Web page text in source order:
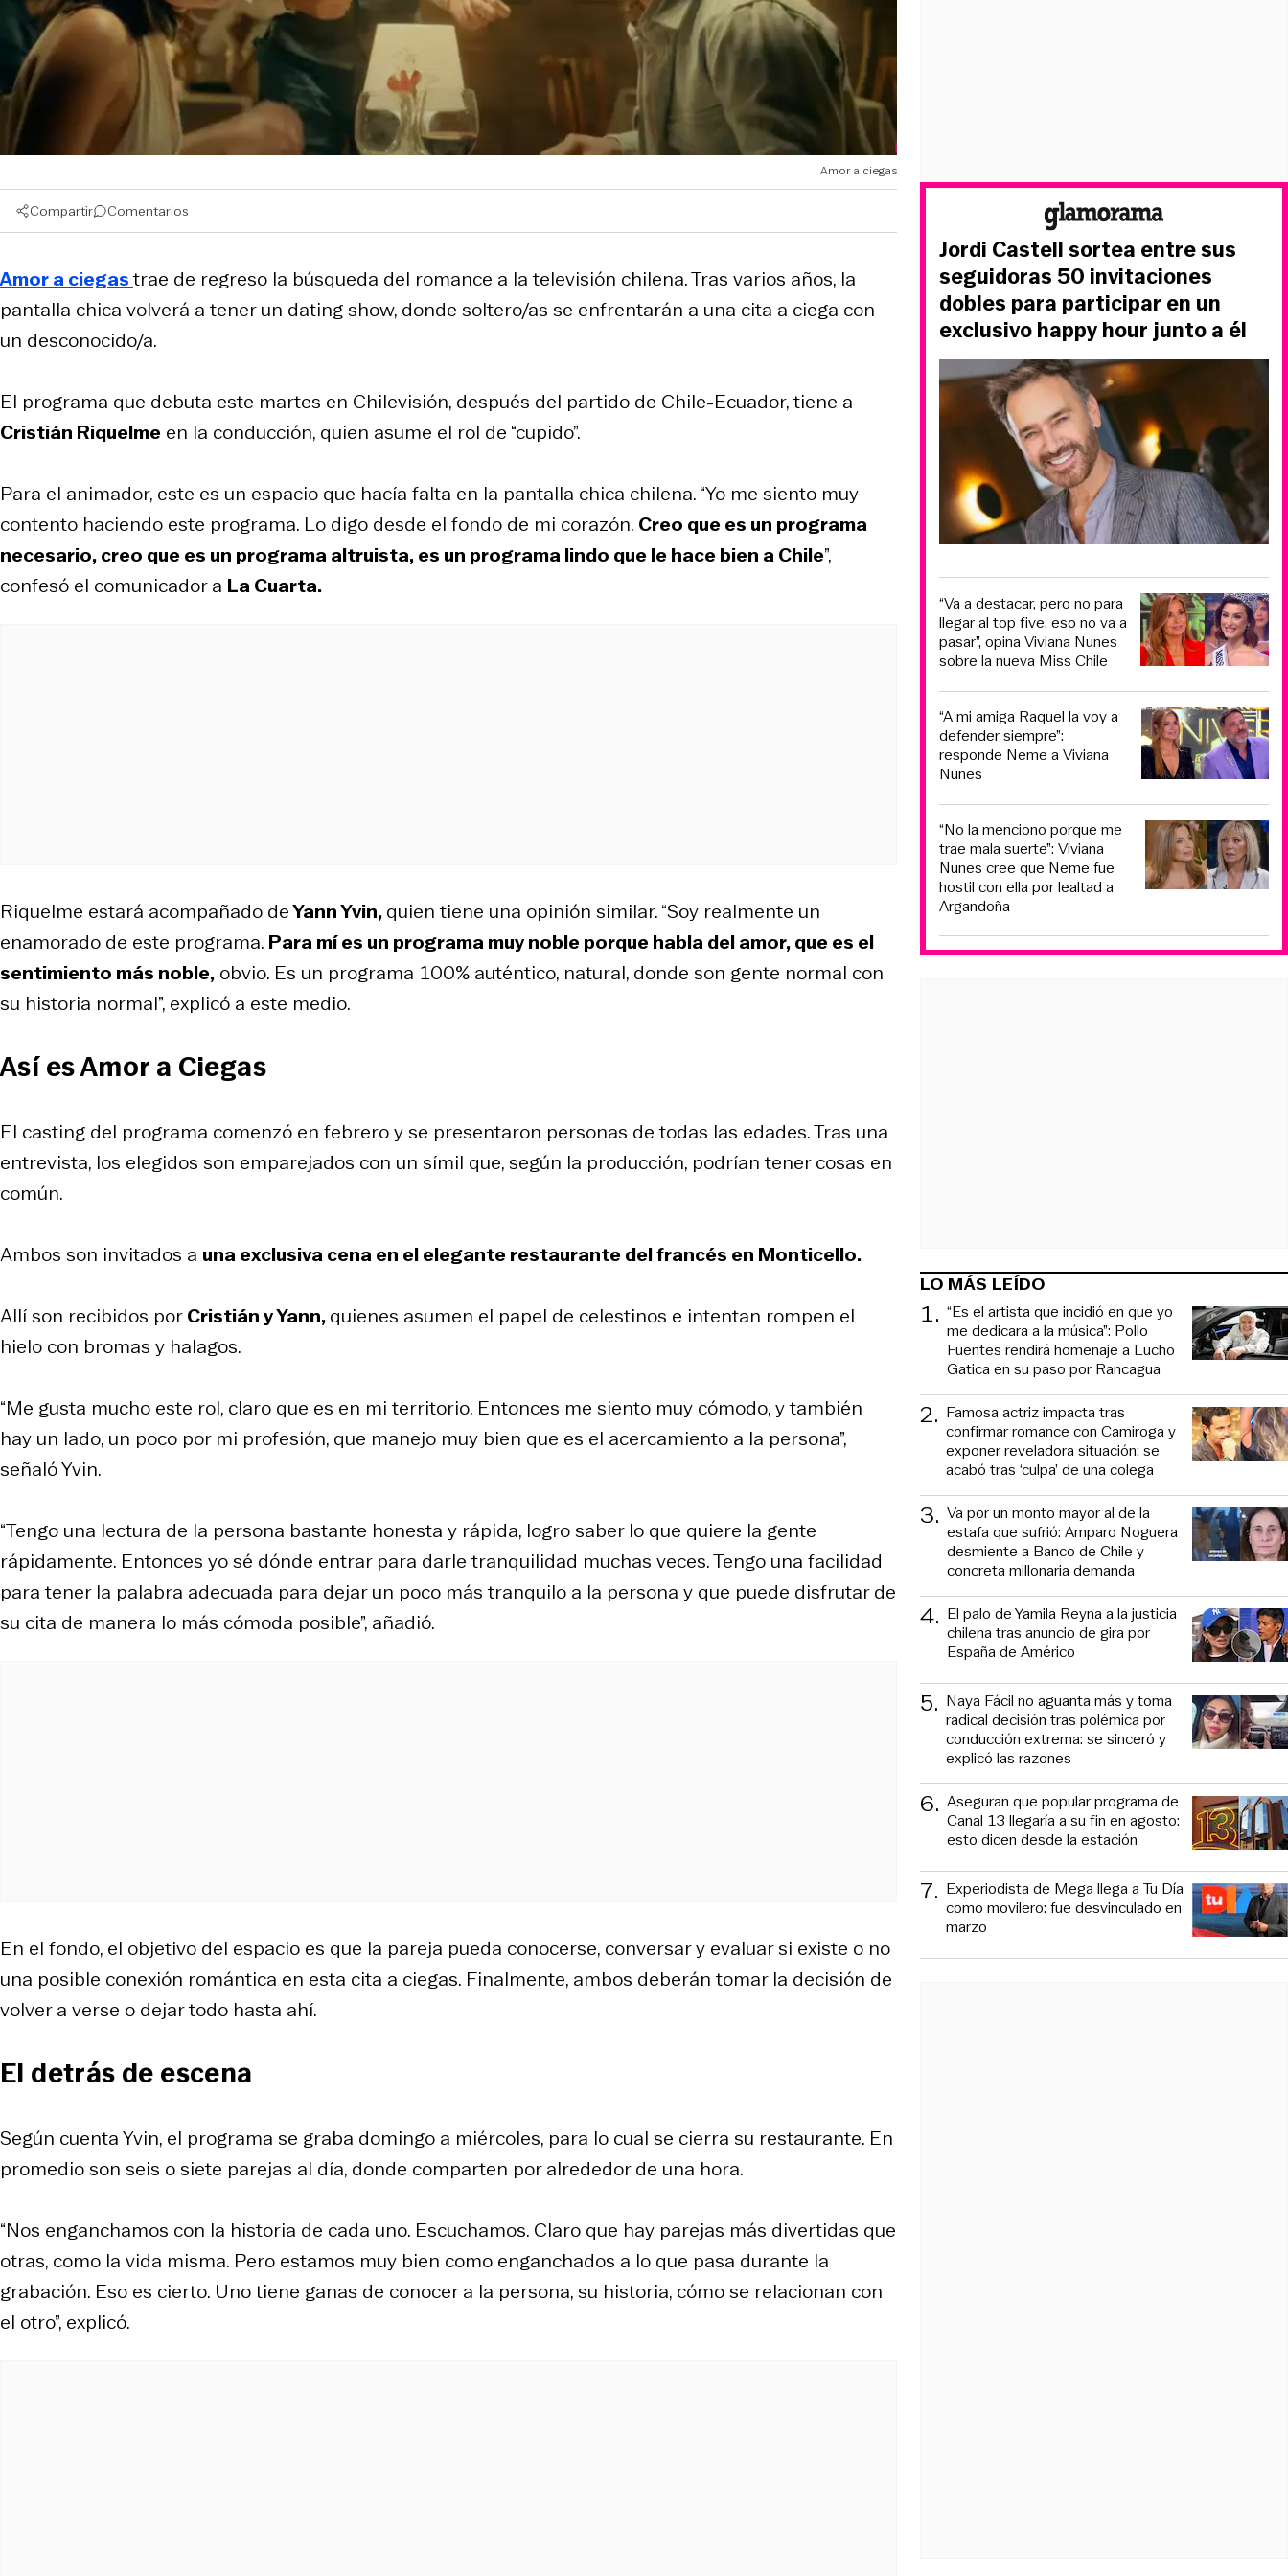
Amor a ciegas
Compartir Comentarios
Amor a ciegastrae de regreso la búsqueda del romance a la televisión chilena. Tras varios años, la
pantalla chica volverá a tener un dating show, donde soltero/as se enfrentarán a una cita a ciega con
un desconocido/a.
El programa que debuta este martes en Chilevisión, después del partido de Chile-Ecuador, tiene a
Cristián Riquelme en la conducción, quien asume el rol de “cupido”.
Para el animador, este es un espacio que hacía falta en la pantalla chica chilena. “Yo me siento muy
contento haciendo este programa. Lo digo desde el fondo de mi corazón. Creo que es un programa
necesario, creo que es un programa altruista, es un programa lindo que le hace bien a Chile”,
confesó el comunicador a La Cuarta.
Riquelme estará acompañado deYann Yvin,quien tiene una opinión similar. “Soy realmente un
enamorado de este programa. Para mí es un programa muy noble porque habla del amor, que es el
sentimiento más noble, obvio. Es un programa 100% auténtico, natural, donde son gente normal con
su historia normal”, explicó a este medio.
Así es Amor a Ciegas
El casting del programa comenzó en febrero y se presentaron personas de todas las edades. Tras una
entrevista, los elegidos son emparejados con un símil que, según la producción, podrían tener cosas en
común.
Ambos son invitados a una exclusiva cena en el elegante restaurante del francés en Monticello.
Allí son recibidos porCristián y Yann,quienes asumen el papel de celestinos e intentan rompen el
hielo con bromas y halagos.
“Me gusta mucho este rol, claro que es en mi territorio. Entonces me siento muy cómodo, y también
hay un lado, un poco por mi profesión, que manejo muy bien que es el acercamiento a la persona”,
señaló Yvin.
“Tengo una lectura de la persona bastante honesta y rápida, logro saber lo que quiere la gente
rápidamente. Entonces yo sé dónde entrar para darle tranquilidad muchas veces. Tengo una facilidad
para tener la palabra adecuada para dejar un poco más tranquilo a la persona y que puede disfrutar de
su cita de manera lo más cómoda posible”, añadió.
En el fondo, el objetivo del espacio es que la pareja pueda conocerse, conversar y evaluar si existe o no
una posible conexión romántica en esta cita a ciegas. Finalmente, ambos deberán tomar la decisión de
volver a verse o dejar todo hasta ahí.
El detrás de escena
Según cuenta Yvin, el programa se graba domingo a miércoles, para lo cual se cierra su restaurante. En
promedio son seis o siete parejas al día, donde comparten por alrededor de una hora.
“Nos enganchamos con la historia de cada uno. Escuchamos. Claro que hay parejas más divertidas que
otras, como la vida misma. Pero estamos muy bien como enganchados a lo que pasa durante la
grabación. Eso es cierto. Uno tiene ganas de conocer a la persona, su historia, cómo se relacionan con
el otro”, explicó.
Jordi Castell sortea entre sus
seguidoras 50 invitaciones
dobles para participar en un
exclusivo happy hour junto a él
“Va a destacar, pero no para
llegar al top five, eso no va a
pasar”, opina Viviana Nunes
sobre la nueva Miss Chile
“A mi amiga Raquel la voy a
defender siempre”:
responde Neme a Viviana
Nunes
“No la menciono porque me
trae mala suerte”: Viviana
Nunes cree que Neme fue
hostil con ella por lealtad a
Argandoña
LO MÁS LEÍDO
1. “Es el artista que incidió en que yo
me dedicara a la música”: Pollo
Fuentes rendirá homenaje a Lucho
Gatica en su paso por Rancagua
2. Famosa actriz impacta tras
confirmar romance con Camiroga y
exponer reveladora situación: se
acabó tras ‘culpa’ de una colega
3. Va por un monto mayor al de la
estafa que sufrió: Amparo Noguera
desmiente a Banco de Chile y
concreta millonaria demanda
4. El palo de Yamila Reyna a la justicia
chilena tras anuncio de gira por
España de Américo
5. Naya Fácil no aguanta más y toma
radical decisión tras polémica por
conducción extrema: se sinceró y
explicó las razones
6. Aseguran que popular programa de
Canal 13 llegaría a su fin en agosto:
esto dicen desde la estación
7. Experiodista de Mega llega a Tu Día
como movilero: fue desvinculado en
marzo